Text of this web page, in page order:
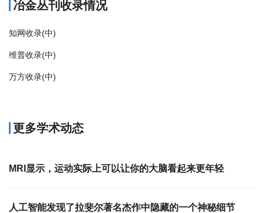
冶金丛刊收录情况
知网收录(中)
维普收录(中)
万方收录(中)
更多学术动态
MRI显示，运动实际上可以让你的大脑看起来更年轻
人工智能发现了拉斐尔著名杰作中隐藏的一个神秘细节